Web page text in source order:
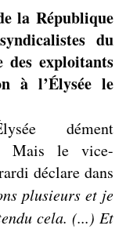
la République
du
des exploitants
à l’Élysée le
dément
Mais le vice-
déclare dans
plusieurs et je
cela. (...) Et